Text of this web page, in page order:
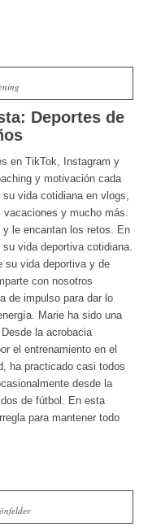
Deportes de
en TikTok, Instagram y
y motivación cada
vida cotidiana en vlogs,
vacaciones y mucho más.
le encantan los retos. En
vida deportiva cotidiana.
su vida deportiva y de
con nosotros
de impulso para dar lo
Marie ha sido una
la acrobacia
el entrenamiento en el
ha practicado casi todos
desde la
de fútbol. En esta
para mantener todo